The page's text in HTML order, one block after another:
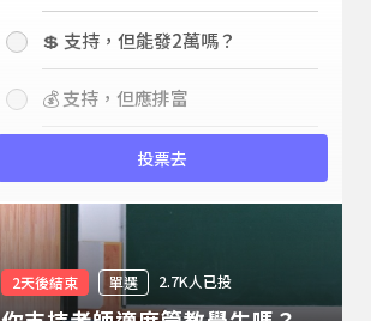
💲 支持，但能發2萬嗎？
💰 支持，但應排富
投票去
2天後結束 單選 2.7K人已投